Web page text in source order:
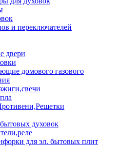
и переключателей
двери
домового газового
духовок
для эл. бытовых плит